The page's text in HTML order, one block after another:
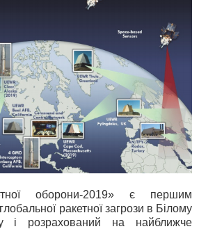
оборони-2019» є першим
ракетної загрози в Білому
і розрахований на найближче